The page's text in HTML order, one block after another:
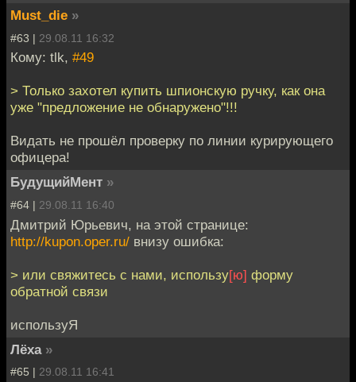
Must_die »
#63 | 29.08.11 16:32
Кому: tlk, #49
> Только захотел купить шпионскую ручку, как она
уже "предложение не обнаружено"!!!
Видать не прошёл проверку по линии курирующего
офицера!
БудущийМент »
#64 | 29.08.11 16:40
Дмитрий Юрьевич, на этой странице:
http://kupon.oper.ru/ внизу ошибка:
> или свяжитесь с нами, использу[ю] форму
обратной связи
используЯ
Лёха »
#65 | 29.08.11 16:41